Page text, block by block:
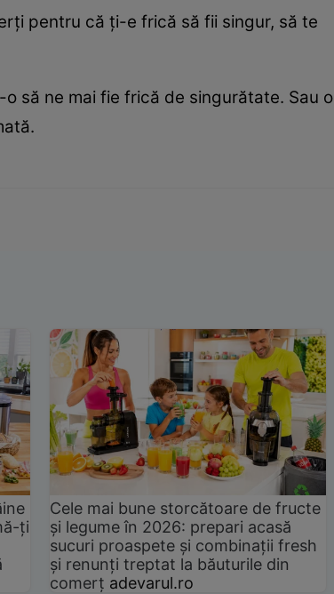
pentru că ţi-e frică să fii singur, să te
să ne mai fie frică de singurătate. Sau o
ți
Cele mai bune storcătoare de fructe
și legume în 2026: prepari acasă
sucuri proaspete și combinații fresh
și renunți treptat la băuturile din
comerț adevarul.ro